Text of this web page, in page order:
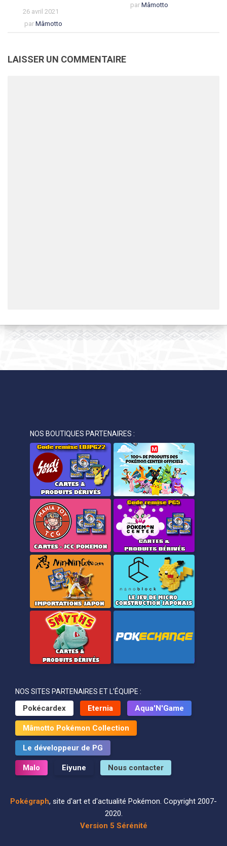
26 avril 2021
par Mâmotto
par Mâmotto
LAISSER UN COMMENTAIRE
NOS BOUTIQUES PARTENAIRES :
NOS SITES PARTENAIRES ET L’ÉQUIPE :
Pokécardex Eternia Aqua'N'Game
Mâmotto Pokémon Collection
Le développeur de PG
Malo Eiyune Nous contacter
Pokégraph, site d'art et d'actualité Pokémon. Copyright 2007-
2020.
Version 5 Sérénité